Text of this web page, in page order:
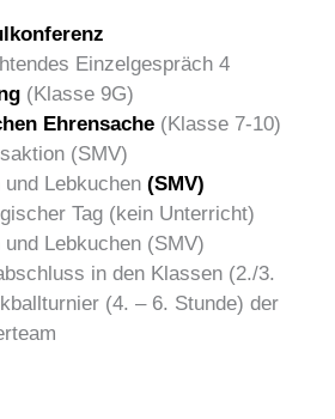
Einzelgespräch 4
(Klasse 9G)
Ehrensache (Klasse 7-10)
(SMV)
Lebkuchen (SMV)
Tag (kein Unterricht)
Lebkuchen (SMV)
in den Klassen (2./3.
(4. – 6. Stunde) der